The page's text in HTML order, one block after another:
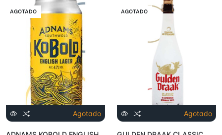
AGOTADO
Agotado
AGOTADO
Agotado